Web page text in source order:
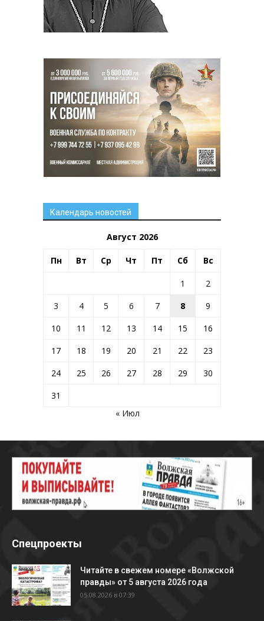
Календарь новостей
Август 2026
Пн Вт Ср Чт Пт Сб Вс
1
2
3
4 5 6 7 8
9
10
11 12 13 14 15
16
17
18 19 20 21 22
23
24
25 26 27 28 29
30
31
« Июл
Спецпроекты
Читайте в свежем номере «Волжской
правды» от 5 августа 2026 года
05.08.2026 в 07:39